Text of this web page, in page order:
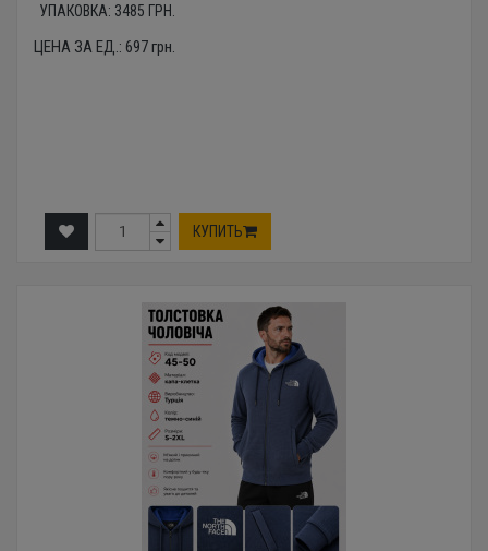
УПАКОВКА: 3485 ГРН.
ЦЕНА ЗА ЕД.: 697грн.
КУПИТЬ